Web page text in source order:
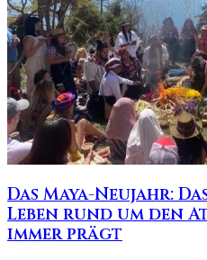
Das Maya-Neujahr:
Leben rund um den
immer prägt